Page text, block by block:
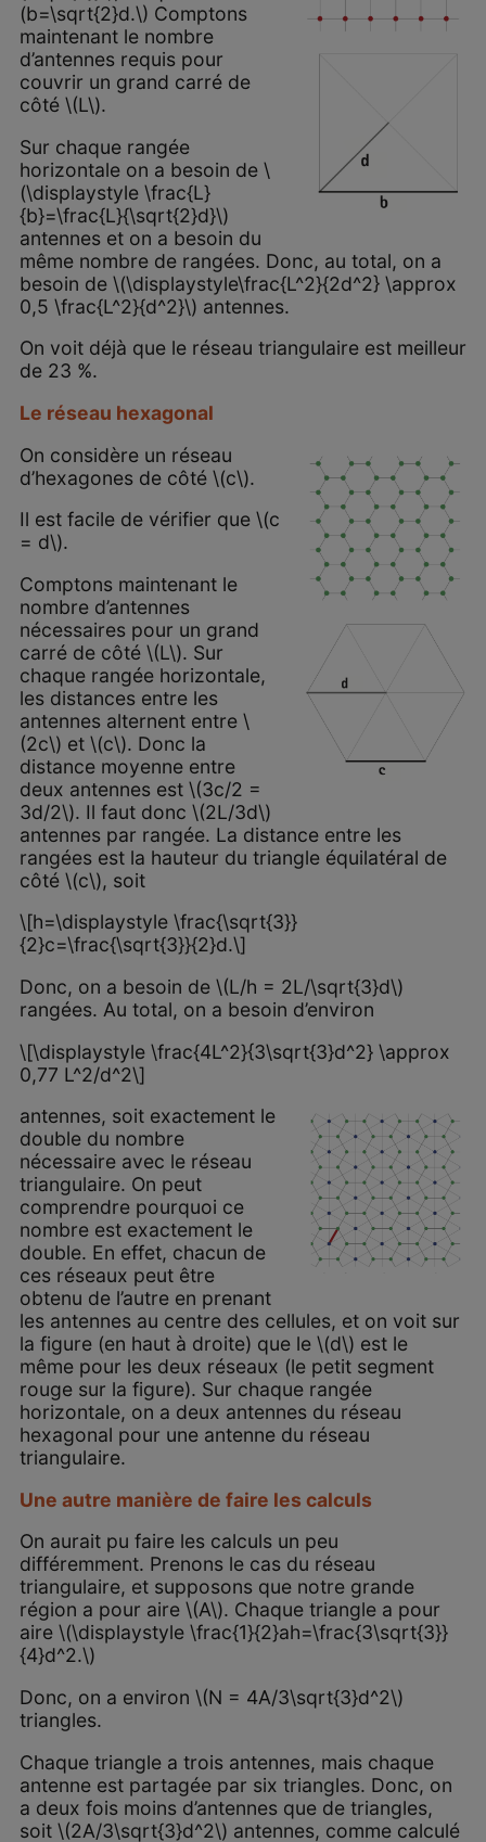
(b=\sqrt{2}d.\) Comptons
maintenant le nombre
d’antennes requis pour
couvrir un grand carré de
côté \(L\).
Sur chaque rangée
horizontale on a besoin de \
(\displaystyle \frac{L}
{b}=\frac{L}{\sqrt{2}d}\)
antennes et on a besoin du
même nombre de rangées. Donc, au total, on a
besoin de \(\displaystyle\frac{L^2}{2d^2} \approx
0,5 \frac{L^2}{d^2}\) antennes.
On voit déjà que le réseau triangulaire est meilleur
de 23 %.
Le réseau hexagonal
On considère un réseau
d’hexagones de côté \(c\).
Il est facile de vérifier que \(c
= d\).
Comptons maintenant le
nombre d’antennes
nécessaires pour un grand
carré de côté \(L\). Sur
chaque rangée horizontale,
les distances entre les
antennes alternent entre \
(2c\) et \(c\). Donc la
distance moyenne entre
deux antennes est \(3c/2 =
3d/2\). Il faut donc \(2L/3d\)
antennes par rangée. La distance entre les
rangées est la hauteur du triangle équilatéral de
côté \(c\), soit
\[h=\displaystyle \frac{\sqrt{3}}
{2}c=\frac{\sqrt{3}}{2}d.\]
Donc, on a besoin de \(L/h = 2L/\sqrt{3}d\)
rangées. Au total, on a besoin d’environ
\[\displaystyle \frac{4L^2}{3\sqrt{3}d^2} \approx
0,77 L^2/d^2\]
antennes, soit exactement le
double du nombre
nécessaire avec le réseau
triangulaire. On peut
comprendre pourquoi ce
nombre est exactement le
double. En effet, chacun de
ces réseaux peut être
obtenu de l’autre en prenant
les antennes au centre des cellules, et on voit sur
la figure (en haut à droite) que le \(d\) est le
même pour les deux réseaux (le petit segment
rouge sur la figure). Sur chaque rangée
horizontale, on a deux antennes du réseau
hexagonal pour une antenne du réseau
triangulaire.
Une autre manière de faire les calculs
On aurait pu faire les calculs un peu
différemment. Prenons le cas du réseau
triangulaire, et supposons que notre grande
région a pour aire \(A\). Chaque triangle a pour
aire \(\displaystyle \frac{1}{2}ah=\frac{3\sqrt{3}}
{4}d^2.\)
Donc, on a environ \(N = 4A/3\sqrt{3}d^2\)
triangles.
Chaque triangle a trois antennes, mais chaque
antenne est partagée par six triangles. Donc, on
a deux fois moins d’antennes que de triangles,
soit \(2A/3\sqrt{3}d^2\) antennes, comme calculé